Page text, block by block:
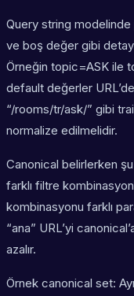
Query string modelinde
ve boş değer gibi
Örneğin topic=ASK ile
default değerler
“/rooms/tr/ask/” gibi
normalize edilmelidir.
Canonical belirlerken şu
farklı filtre
kombinasyonu farklı
“ana” URL’yi
azalır.
Örnek canonical set: